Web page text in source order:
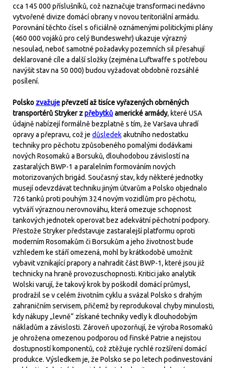
cca 145 000 příslušníků, což naznačuje transformaci nedávno
vytvořené divize domácí obrany v novou teritoriální armádu.
Porovnání těchto čísel s oficiálně oznámenými politickými plány
(460 000 vojáků pro celý Bundeswehr) ukazuje výrazný
nesoulad, neboť samotné požadavky pozemních sil přesahují
deklarované cíle a další složky (zejména Luftwaffe s potřebou
navýšit stav na 50 000) budou vyžadovat obdobně rozsáhlé
posílení.
Polsko zvažujepřevzetí až tisíce vyřazených obrněných
transportérů Stryker zpřebytkůamerické armády, které USA
údajně nabízejí formálně bezplatně s tím, že Varšava uhradí
opravy a přepravu, což je důsledekakutního nedostatku
techniky pro pěchotu způsobeného pomalými dodávkami
nových Rosomaků a Borsuků, dlouhodobou závislostí na
zastaralých BWP-1 a paralelním formováním nových
motorizovaných brigád. Současný stav, kdy některé jednotky
musejí odevzdávat techniku jiným útvarům a Polsko objednalo
726 tanků proti pouhým 324 novým vozidlům pro pěchotu,
vytváří výraznou nerovnováhu, která omezuje schopnost
tankových jednotek operovat bez adekvátní pěchotní podpory.
Přestože Stryker představuje zastaralejší platformu oproti
moderním Rosomakům či Borsukům a jeho životnost bude
vzhledem ke stáří omezená, mohl by krátkodobě umožnit
vybavit vznikající prapory a nahradit část BWP-1, které jsou již
technicky na hraně provozuschopnosti. Kritici jako analytik
Wolski varují, že takový krok by poškodil domácí průmysl,
prodražil se v celém životním cyklu a svázal Polsko s drahým
zahraničním servisem, přičemž by reprodukoval chyby minulosti,
kdy nákupy „levně“ získané techniky vedly k dlouhodobým
nákladům a závislosti. Zároveň upozorňují, že výroba Rosomaků
je ohrožena omezenou podporou od finské Patrie a nejistou
dostupností komponentů, což ztěžuje rychlé rozšíření domácí
produkce. Výsledkem je, že Polsko se po letech podinvestování